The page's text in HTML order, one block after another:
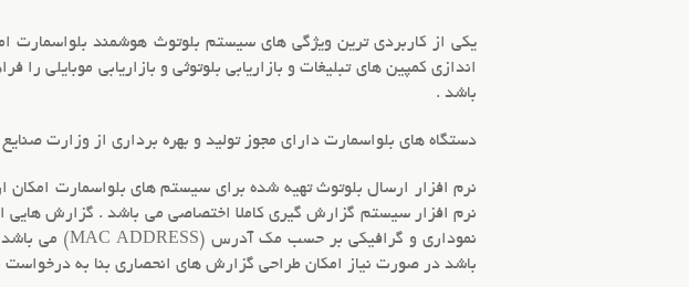
یکی از کاربردی ترین ویژگی هایسیستم بلوتوث هوشمندبلواسمارت
اندازی کمپین های تبلیغات و بازاریابی بلوتوثی و بازاریابی موبایلیرا
باشد .
دستگاه های بلواسمارت دارای مجوز تولید و بهره برداری از وزارت صنایع و معادن به شماره 125/12747 و
نرم افزار ارسال بلوتوثتهیه شده برای سیستم های بلواسمارت امکان
نرم افزار سیستم گزارش گیری کاملا اختصاصی می باشد . گزارش هایی
باشد در صورت نیاز امکان طراحی گزارش های انحصاری بنا به